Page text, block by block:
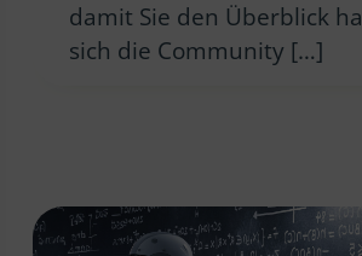
damit Sie den Überblick
sich die Community […]